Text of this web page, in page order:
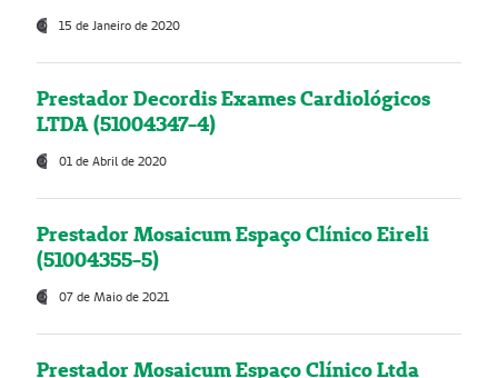
15 de Janeiro de 2020
Prestador Decordis Exames Cardiológicos
LTDA (51004347-4)
01 de Abril de 2020
Prestador Mosaicum Espaço Clínico Eireli
(51004355-5)
07 de Maio de 2021
Prestador Mosaicum Espaço Clínico Ltda